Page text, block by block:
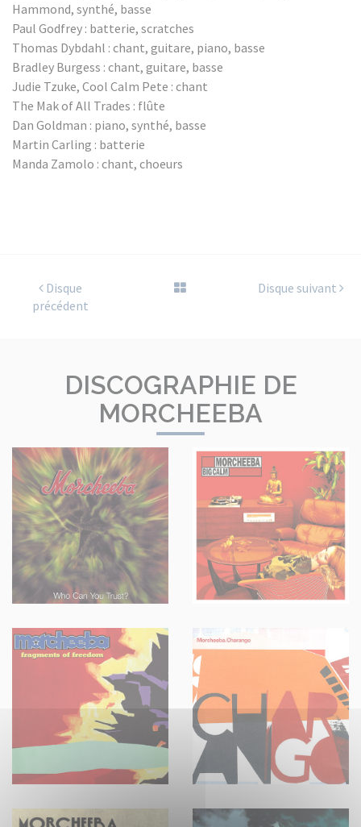
Hammond, synthé, basse
Paul Godfrey : batterie, scratches
Thomas Dybdahl : chant, guitare, piano, basse
Bradley Burgess : chant, guitare, basse
Judie Tzuke, Cool Calm Pete : chant
The Mak of All Trades : flûte
Dan Goldman : piano, synthé, basse
Martin Carling : batterie
Manda Zamolo : chant, choeurs
Disque
précédent
Disque suivant
DISCOGRAPHIE DE
MORCHEEBA